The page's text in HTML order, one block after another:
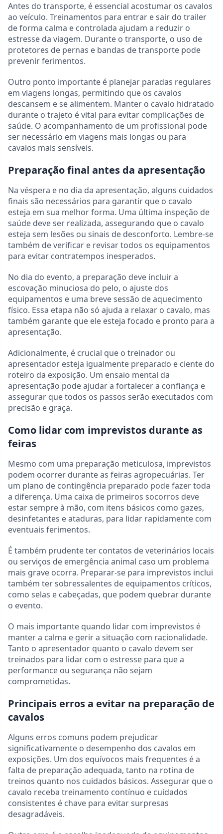
Antes do transporte, é essencial acostumar os cavalos
ao veículo. Treinamentos para entrar e sair do trailer
de forma calma e controlada ajudam a reduzir o
estresse da viagem. Durante o transporte, o uso de
protetores de pernas e bandas de transporte pode
prevenir ferimentos.
Outro ponto importante é planejar paradas regulares
em viagens longas, permitindo que os cavalos
descansem e se alimentem. Manter o cavalo hidratado
durante o trajeto é vital para evitar complicações de
saúde. O acompanhamento de um profissional pode
ser necessário em viagens mais longas ou para
cavalos mais sensíveis.
Preparação final antes da apresentação
Na véspera e no dia da apresentação, alguns cuidados
finais são necessários para garantir que o cavalo
esteja em sua melhor forma. Uma última inspeção de
saúde deve ser realizada, assegurando que o cavalo
esteja sem lesões ou sinais de desconforto. Lembre-se
também de verificar e revisar todos os equipamentos
para evitar contratempos inesperados.
No dia do evento, a preparação deve incluir a
escovação minuciosa do pelo, o ajuste dos
equipamentos e uma breve sessão de aquecimento
físico. Essa etapa não só ajuda a relaxar o cavalo, mas
também garante que ele esteja focado e pronto para a
apresentação.
Adicionalmente, é crucial que o treinador ou
apresentador esteja igualmente preparado e ciente do
roteiro da exposição. Um ensaio mental da
apresentação pode ajudar a fortalecer a confiança e
assegurar que todos os passos serão executados com
precisão e graça.
Como lidar com imprevistos durante as
feiras
Mesmo com uma preparação meticulosa, imprevistos
podem ocorrer durante as feiras agropecuárias. Ter
um plano de contingência preparado pode fazer toda
a diferença. Uma caixa de primeiros socorros deve
estar sempre à mão, com itens básicos como gazes,
desinfetantes e ataduras, para lidar rapidamente com
eventuais ferimentos.
É também prudente ter contatos de veterinários locais
ou serviços de emergência animal caso um problema
mais grave ocorra. Preparar-se para imprevistos inclui
também ter sobressalentes de equipamentos críticos,
como selas e cabeçadas, que podem quebrar durante
o evento.
O mais importante quando lidar com imprevistos é
manter a calma e gerir a situação com racionalidade.
Tanto o apresentador quanto o cavalo devem ser
treinados para lidar com o estresse para que a
performance ou segurança não sejam
comprometidas.
Principais erros a evitar na preparação de
cavalos
Alguns erros comuns podem prejudicar
significativamente o desempenho dos cavalos em
exposições. Um dos equívocos mais frequentes é a
falta de preparação adequada, tanto na rotina de
treinos quanto nos cuidados básicos. Assegurar que o
cavalo receba treinamento contínuo e cuidados
consistentes é chave para evitar surpresas
desagradáveis.